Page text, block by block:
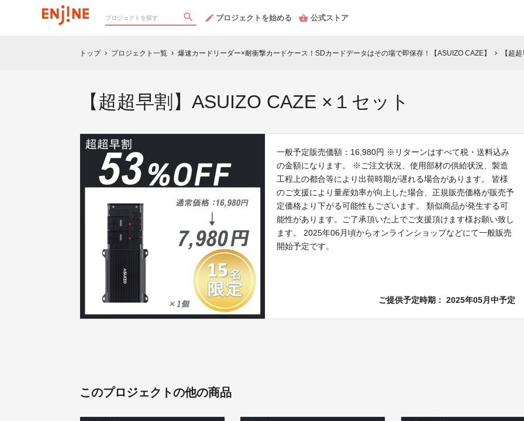
プロジェクトを始める 公式ストア
トップ chevron_right プロジェクト一覧 chevron_right 爆速カードリーダー×耐衝撃カードケース！SDカードデータはその場で即保存！【ASUIZO CAZE】 chevron_right 【超
【超超早割】ASUIZO CAZE ×１セット
一般予定販売価額：16,980円 ※リターンはすべて税・送料込み
の金額になります。 ※ご注文状況、使用部材の供給状況、製造
工程上の都合等により出荷時期が遅れる場合があります。 皆様
のご支援により量産効率が向上した場合、正規販売価格が販売予
定価格より下がる可能性もございます。 類似商品が発生する可
能性があります。ご了承頂いた上でご支援頂けます様お願い致し
ます。 2025年06月頃からオンラインショップなどにて一般販売
開始予定です。
ご提供予定時期： 2025年05月中予定
このプロジェクトの他の商品